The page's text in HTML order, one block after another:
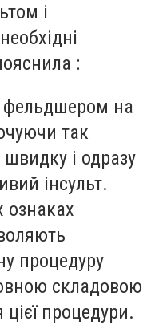
і
:
фельдшером на
так
і одразу
інсульт.
ознаках
процедуру
складовою
процедури.